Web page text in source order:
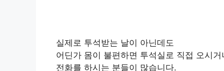
실제로 투석받는 날이 아닌데도
어딘가 몸이 불편하면 투석실로 직접 오시거
전화를 하시는 분들이 많습니다.